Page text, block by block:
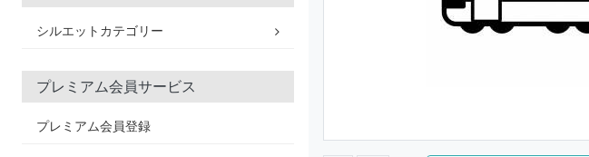
シルエットカテゴリー
プレミアム会員サービス
プレミアム会員登録